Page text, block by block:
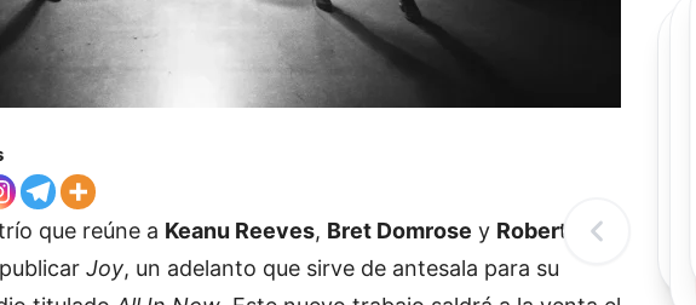
que reúne a Keanu Reeves, Bret Domrose y Robert
Joy, un adelanto que sirve de antesala para su